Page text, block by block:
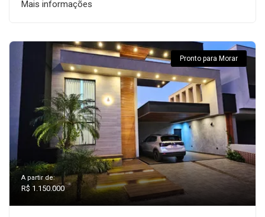
Mais informações
Pronto para Morar
A partir de:
R$ 1.150.000